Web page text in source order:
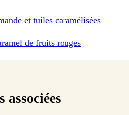
et tuiles caramélisées
de fruits rouges
associées